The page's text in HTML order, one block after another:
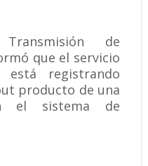
de
que el servicio
registrando
producto de una
el sistema de